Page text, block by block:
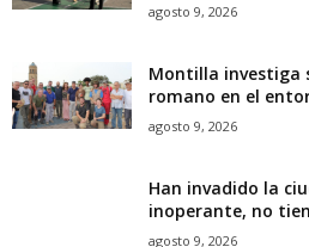
agosto 9, 2026
Montilla investiga
romano en el
agosto 9, 2026
Han invadido la
inoperante, no
agosto 9, 2026